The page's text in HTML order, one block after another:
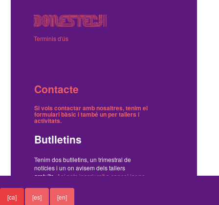
[ca] [es] [en]
Terminis d'ús
Contacte
Si vols contactar amb nosaltres, tenim el
formulari bàsic i tambéun per tallers i
activitats.
Butlletins
Tenim dos butlletins, un trimestral de
notícies i un on avisem dels tallers
gratuïts. Ací pots inscriure't o cancel·lar-ne
Funciona amb el Drupal